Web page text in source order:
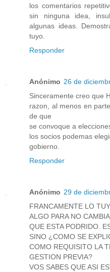
los comentarios
sin ninguna idea,
algunas ideas.
tuyo.
Responder
Anónimo 26 de
Sinceramente creo que
razon, al menos en
de que
se convoque a
los socios podemas
gobierno.
Responder
Anónimo 29 de
FRANCAMENTE LO
ALGO PARA NO
QUE ESTA PODRIDO.
SINO ¿COMO SE
COMO REQUISITO LA
GESTION PREVIA?
VOS SABES QUE ASI